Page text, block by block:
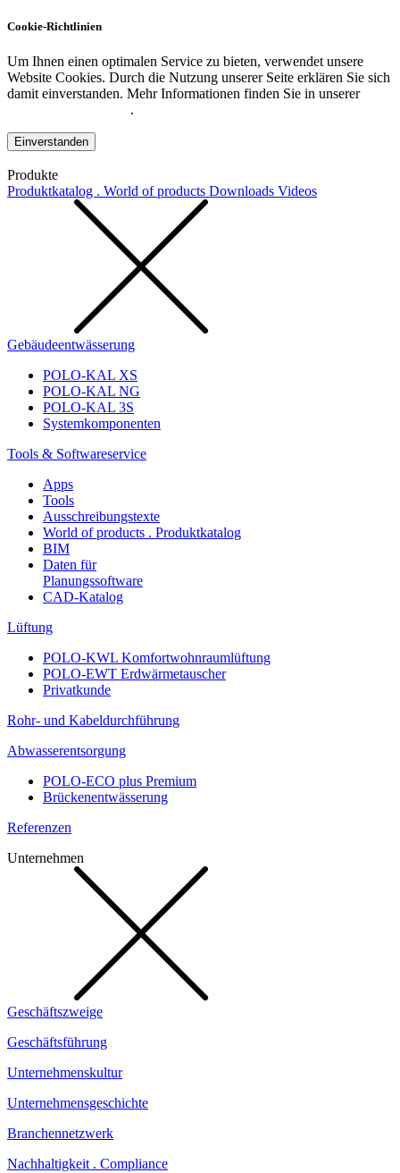
Cookie-Richtlinien
Um Ihnen einen optimalen Service zu bieten, verwendet unsere
Website Cookies. Durch die Nutzung unserer Seite erklären Sie sich
damit einverstanden. Mehr Informationen finden Sie in unserer
.
Einverstanden
Produkte
Produktkatalog . World of products Downloads Videos
Gebäudeentwässerung
POLO-KAL XS
POLO-KAL NG
POLO-KAL 3S
Systemkomponenten
Tools & Softwareservice
Apps
Tools
Ausschreibungstexte
World of products . Produktkatalog
BIM
Daten für
Planungssoftware
CAD-Katalog
Lüftung
POLO-KWL Komfortwohnraumlüftung
POLO-EWT Erdwärmetauscher
Privatkunde
Rohr- und Kabeldurchführung
Abwasserentsorgung
POLO-ECO plus Premium
Brückenentwässerung
Referenzen
Unternehmen
Geschäftszweige
Geschäftsführung
Unternehmenskultur
Unternehmensgeschichte
Branchennetzwerk
Nachhaltigkeit . Compliance